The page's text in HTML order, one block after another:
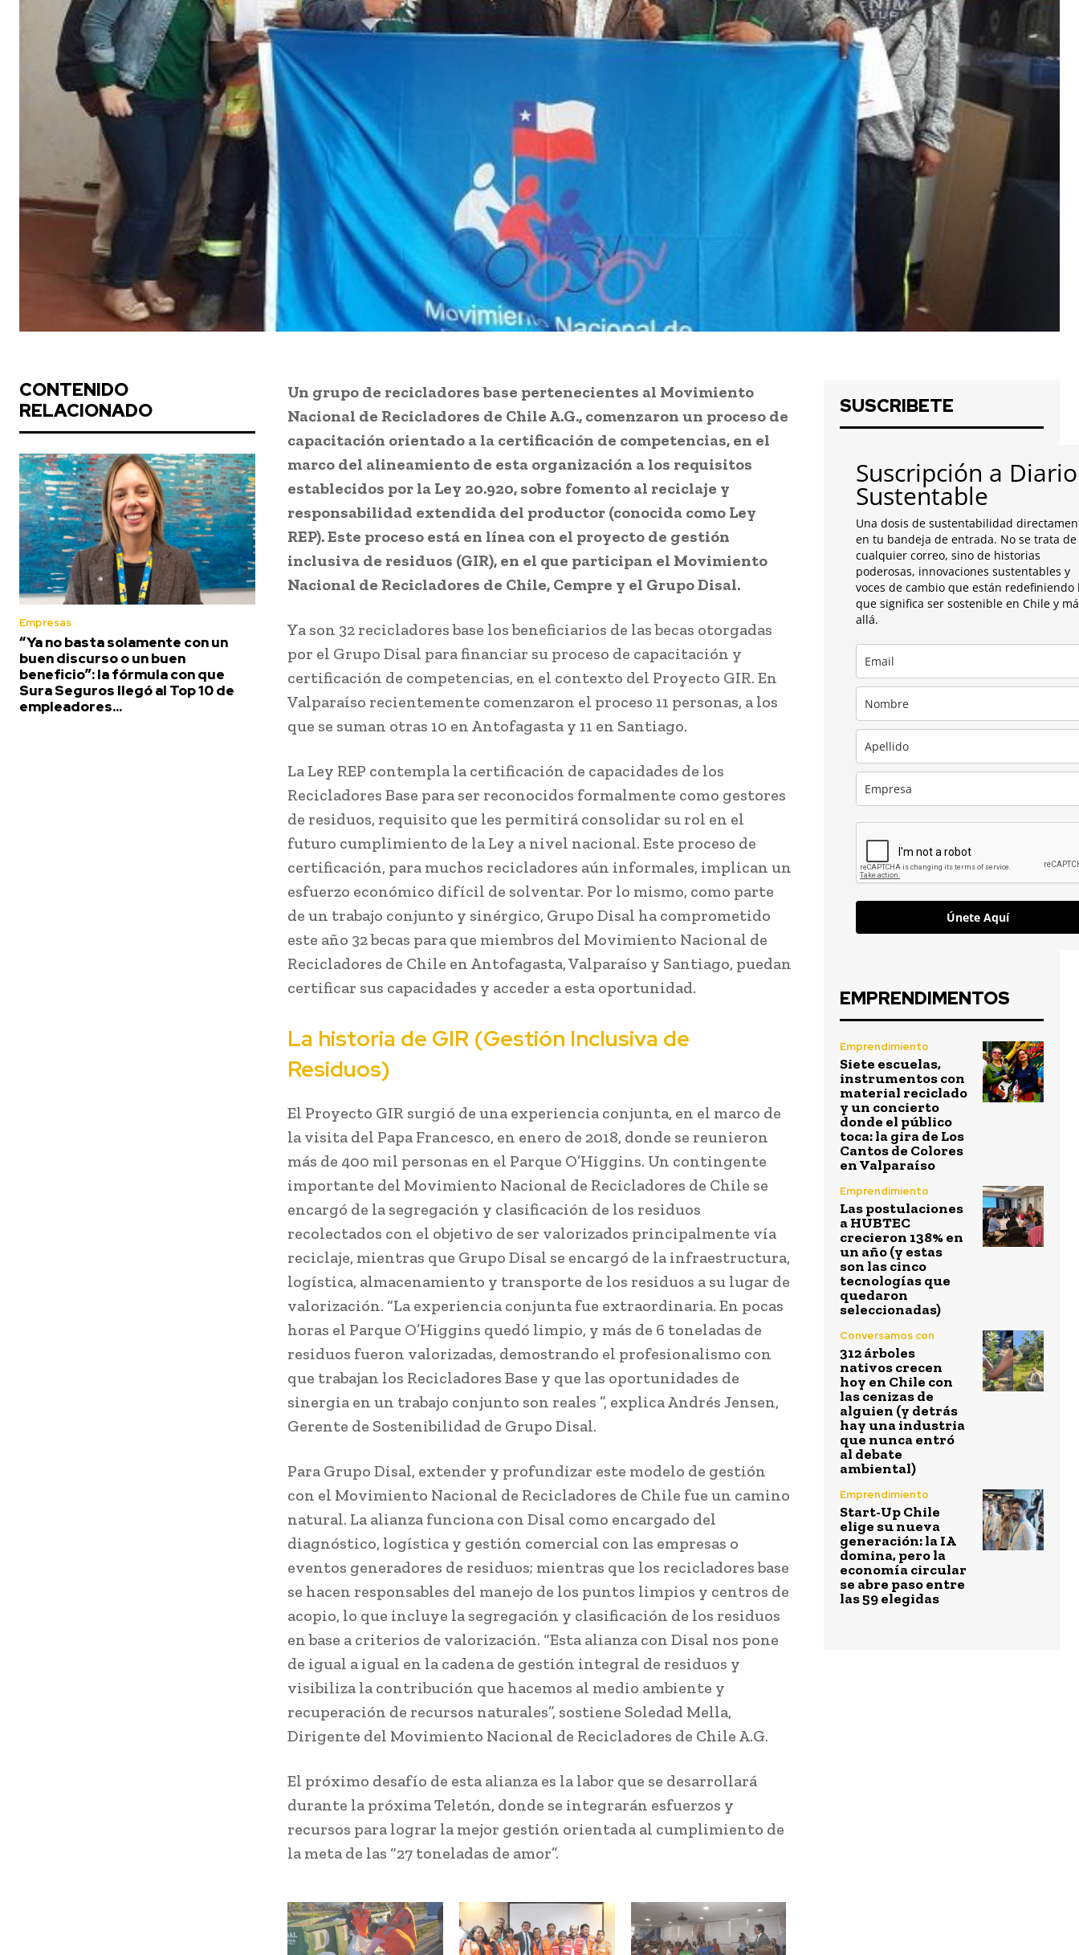
CONTENIDO
RELACIONADO
Empresas
“Ya no basta solamente con un
buen discurso o un buen
beneficio”: la fórmula con que
Sura Seguros llegó al Top 10 de
empleadores...
Un grupo de recicladores base pertenecientes al Movimiento
Nacional de Recicladores de Chile A.G., comenzaron un proceso de
capacitación orientado a la certificación de competencias, en el
marco del alineamiento de esta organización a los requisitos
establecidos por la Ley 20.920, sobre fomento al reciclaje y
responsabilidad extendida del productor (conocida como Ley
REP). Este proceso está en línea con el proyecto de gestión
inclusiva de residuos (GIR), en el que participan el Movimiento
Nacional de Recicladores de Chile, Cempre y el Grupo Disal.
Ya son 32 recicladores base los beneficiarios de las becas otorgadas
por el Grupo Disal para financiar su proceso de capacitación y
certificación de competencias, en el contexto del Proyecto GIR. En
Valparaíso recientemente comenzaron el proceso 11 personas, a los
que se suman otras 10 en Antofagasta y 11 en Santiago.
La Ley REP contempla la certificación de capacidades de los
Recicladores Base para ser reconocidos formalmente como gestores
de residuos, requisito que les permitirá consolidar su rol en el
futuro cumplimiento de la Ley a nivel nacional. Este proceso de
certificación, para muchos recicladores aún informales, implican un
esfuerzo económico difícil de solventar. Por lo mismo, como parte
de un trabajo conjunto y sinérgico, Grupo Disal ha comprometido
este año 32 becas para que miembros del Movimiento Nacional de
Recicladores de Chile en Antofagasta, Valparaíso y Santiago, puedan
certificar sus capacidades y acceder a esta oportunidad.
La historia de GIR (Gestión Inclusiva de
Residuos)
El Proyecto GIR surgió de una experiencia conjunta, en el marco de
la visita del Papa Francesco, en enero de 2018, donde se reunieron
más de 400 mil personas en el Parque O’Higgins. Un contingente
importante del Movimiento Nacional de Recicladores de Chile se
encargó de la segregación y clasificación de los residuos
recolectados con el objetivo de ser valorizados principalmente vía
reciclaje, mientras que Grupo Disal se encargó de la infraestructura,
logística, almacenamiento y transporte de los residuos a su lugar de
valorización. “La experiencia conjunta fue extraordinaria. En pocas
horas el Parque O’Higgins quedó limpio, y más de 6 toneladas de
residuos fueron valorizadas, demostrando el profesionalismo con
que trabajan los Recicladores Base y que las oportunidades de
sinergia en un trabajo conjunto son reales ”, explica Andrés Jensen,
Gerente de Sostenibilidad de Grupo Disal.
Para Grupo Disal, extender y profundizar este modelo de gestión
con el Movimiento Nacional de Recicladores de Chile fue un camino
natural. La alianza funciona con Disal como encargado del
diagnóstico, logística y gestión comercial con las empresas o
eventos generadores de residuos; mientras que los recicladores base
se hacen responsables del manejo de los puntos limpios y centros de
acopio, lo que incluye la segregación y clasificación de los residuos
en base a criterios de valorización. “Esta alianza con Disal nos pone
de igual a igual en la cadena de gestión integral de residuos y
visibiliza la contribución que hacemos al medio ambiente y
recuperación de recursos naturales”, sostiene Soledad Mella,
Dirigente del Movimiento Nacional de Recicladores de Chile A.G.
El próximo desafío de esta alianza es la labor que se desarrollará
durante la próxima Teletón, donde se integrarán esfuerzos y
recursos para lograr la mejor gestión orientada al cumplimiento de
la meta de las “27 toneladas de amor”.
SUSCRIBETE
Suscripción a Diario
Sustentable
Una dosis de sustentabilidad
en tu bandeja de entrada. No se trata de
cualquier correo, sino de historias
poderosas, innovaciones sustentables y
voces de cambio que están redefiniendo
que significa ser sostenible en Chile y
allá.
Únete Aquí
EMPRENDIMENTOS
Emprendimiento
Siete escuelas,
instrumentos con
material reciclado
y un concierto
donde el público
toca: la gira de Los
Cantos de Colores
en Valparaíso
Emprendimiento
Las postulaciones
a HUBTEC
crecieron 138% en
un año (y estas
son las cinco
tecnologías que
quedaron
seleccionadas)
Conversamos con
312 árboles
nativos crecen
hoy en Chile con
las cenizas de
alguien (y detrás
hay una industria
que nunca entró
al debate
ambiental)
Emprendimiento
Start-Up Chile
elige su nueva
generación: la IA
domina, pero la
economía circular
se abre paso entre
las 59 elegidas